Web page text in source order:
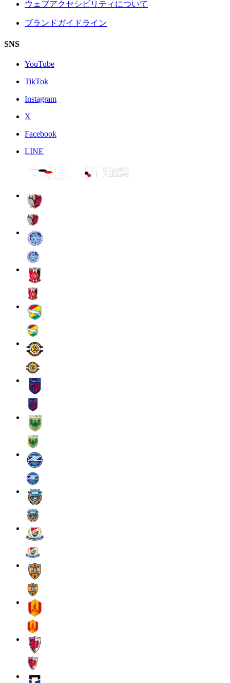
ウェブアクセシビリティについて
ブランドガイドライン
SNS
YouTube
TikTok
Instagram
X
Facebook
LINE